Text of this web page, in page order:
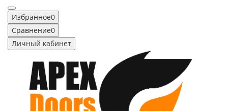
Избранное0
Сравнение0
Личный кабинет